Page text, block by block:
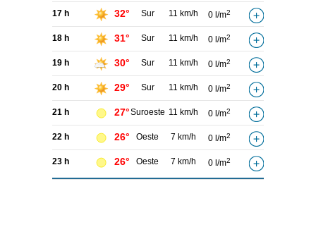
17 h 32° Sur 11 km/h 0 l/m2
18 h 31° Sur 11 km/h 0 l/m2
19 h 30° Sur 11 km/h 0 l/m2
20 h 29° Sur 11 km/h 0 l/m2
21 h 27°Suroeste 11 km/h 0 l/m2
22 h 26° Oeste 7 km/h 0 l/m2
23 h 26° Oeste 7 km/h 0 l/m2